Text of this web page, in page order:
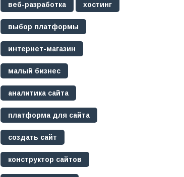
веб-разработка хостинг
выбор платформы
интернет-магазин
малый бизнес
аналитика сайта
платформа для сайта
создать сайт
конструктор сайтов